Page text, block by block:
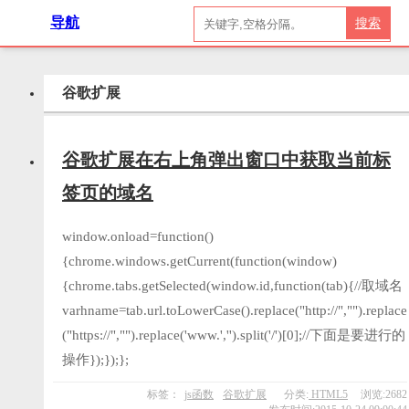
导航 搜索
谷歌扩展
谷歌扩展在右上角弹出窗口中获取当前标
签页的域名
window.onload=function()
{chrome.windows.getCurrent(function(window)
{chrome.tabs.getSelected(window.id,function(tab){//取域名
varhname=tab.url.toLowerCase().replace("http://","").replace
("https://","").replace('www.','').split('/')[0];//下面是要进行的
操作});});};
标签： js函数 谷歌扩展 分类: HTML5
浏览:2682